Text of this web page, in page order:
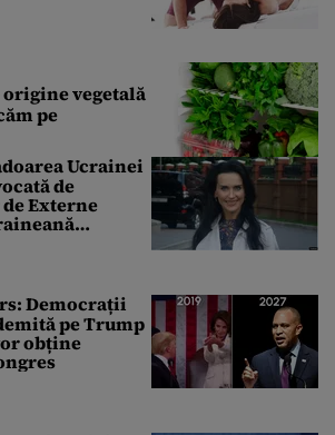
vegetală
pe
Ucrainei
de
Externe
Democrații
pe Trump
obține